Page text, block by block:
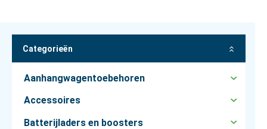
Categorieën
Aanhangwagentoebehoren
Accessoires
Batterijladers en boosters